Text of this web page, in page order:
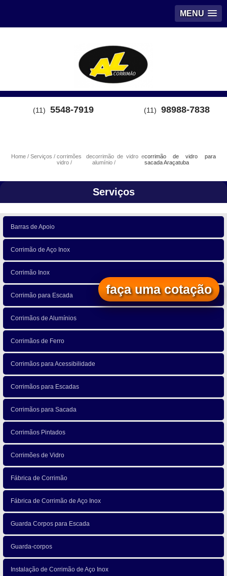
MENU
(11) 5548-7919 (11) 98988-7838
Home Serviços
corrimões de
vidro
corrimão de vidro e
alumínio
corrimão de vidro para
sacada Araçatuba
Serviços
Barras de Apoio
Corrimão de Aço Inox
Corrimão Inox
Corrimão para Escada
Corrimãos de Alumínios
Corrimãos de Ferro
Corrimãos para Acessibilidade
Corrimãos para Escadas
Corrimãos para Sacada
Corrimãos Pintados
Corrimões de Vidro
Fábrica de Corrimão
Fábrica de Corrimão de Aço Inox
Guarda Corpos para Escada
Guarda-corpos
Instalação de Corrimão de Aço Inox
faça uma cotação